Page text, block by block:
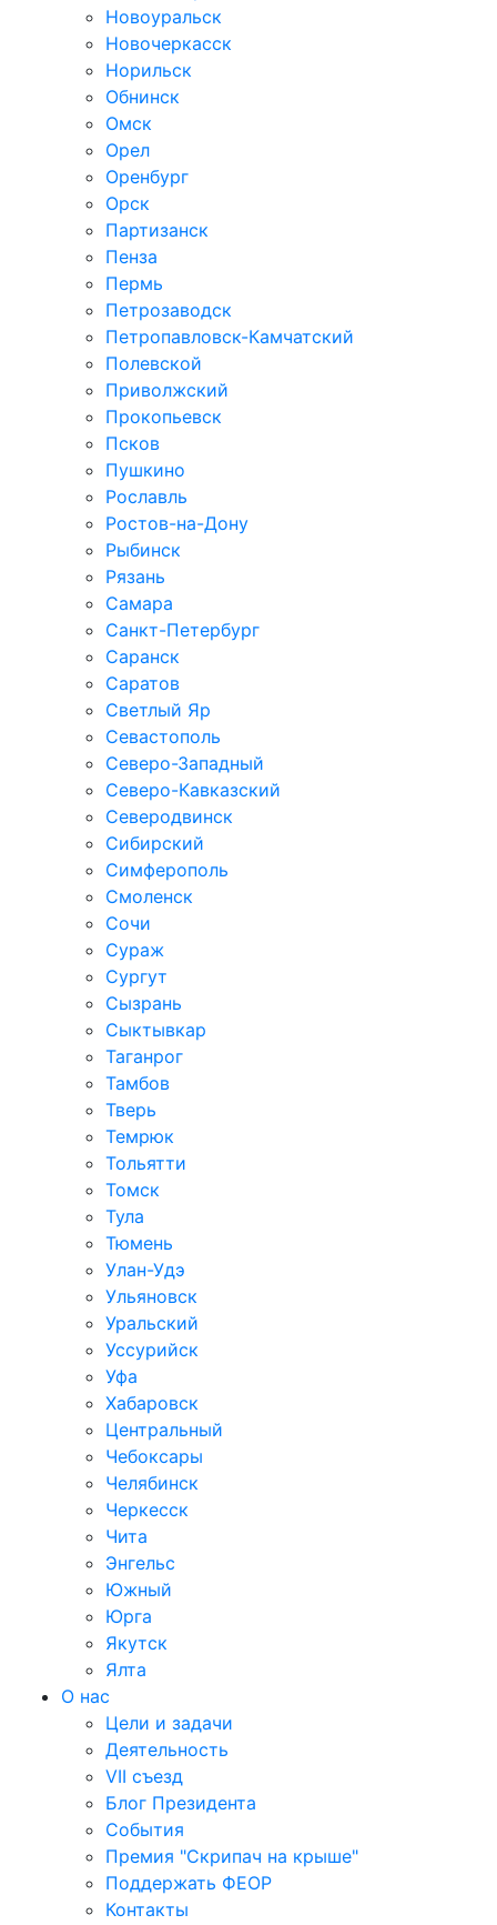
Новоуральск
Новочеркасск
Норильск
Обнинск
Омск
Орел
Оренбург
Орск
Партизанск
Пенза
Пермь
Петрозаводск
Петропавловск-Камчатский
Полевской
Приволжский
Прокопьевск
Псков
Пушкино
Рославль
Ростов-на-Дону
Рыбинск
Рязань
Самара
Санкт-Петербург
Саранск
Саратов
Светлый Яр
Севастополь
Северо-Западный
Северо-Кавказcкий
Северодвинск
Сибирский
Симферополь
Смоленск
Сочи
Сураж
Сургут
Сызрань
Сыктывкар
Таганрог
Тамбов
Тверь
Темрюк
Тольятти
Томск
Тула
Тюмень
Улан-Удэ
Ульяновск
Уральский
Уссурийск
Уфа
Хабаровск
Центральный
Чебоксары
Челябинск
Черкесск
Чита
Энгельс
Южный
Юрга
Якутск
Ялта
О нас
Цели и задачи
Деятельность
VII съезд
Блог Президента
События
Премия "Скрипач на крыше"
Поддержать ФЕОР
Контакты